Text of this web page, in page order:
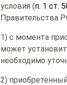
условия (п. 1 ст.
Правительства
1) с момента
может
необходимо
2)